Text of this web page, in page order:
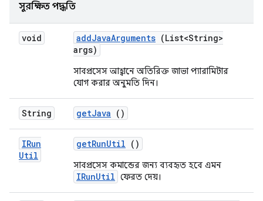
সুরক্ষিত পদ্ধতি
void addJavaArguments (List<String>
args)
সাবপ্রসেস আহ্বানে অতিরিক্ত জাভা প্যারামিটার
যোগ করার অনুমতি দিন।
String getJava ()
IRun
Util
getRunUtil ()
সাবপ্রসেস কমান্ডের জন্য ব্যবহৃত হবে এমন
IRunUtil ফেরত দেয়।